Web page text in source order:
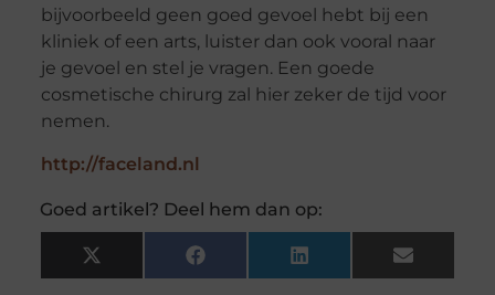
bijvoorbeeld geen goed gevoel hebt bij een
kliniek of een arts, luister dan ook vooral naar
je gevoel en stel je vragen. Een goede
cosmetische chirurg zal hier zeker de tijd voor
nemen.
http://faceland.nl
Goed artikel? Deel hem dan op:
X
(Twitter)
Facebook LinkedIn Email